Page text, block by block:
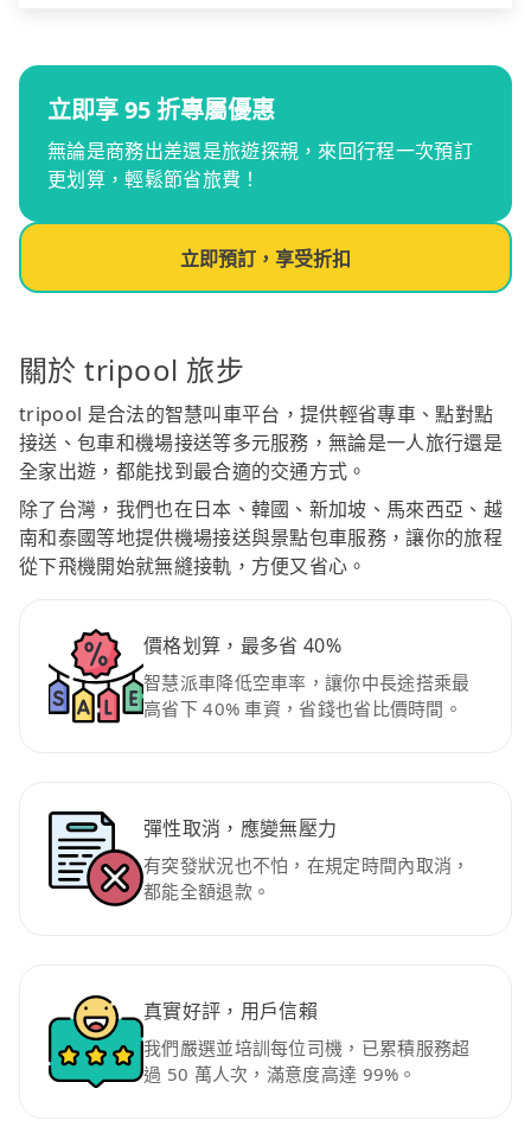
立即享 95 折專屬優惠
無論是商務出差還是旅遊探親，來回行程一次預訂
更划算，輕鬆節省旅費！
立即預訂，享受折扣
關於 tripool 旅步
tripool 是合法的智慧叫車平台，提供輕省專車、點對點
接送、包車和機場接送等多元服務，無論是一人旅行還是
全家出遊，都能找到最合適的交通方式。
除了台灣，我們也在日本、韓國、新加坡、馬來西亞、越
南和泰國等地提供機場接送與景點包車服務，讓你的旅程
從下飛機開始就無縫接軌，方便又省心。
價格划算，最多省 40%
智慧派車降低空車率，讓你中長途搭乘最
高省下 40% 車資，省錢也省比價時間。
彈性取消，應變無壓力
有突發狀況也不怕，在規定時間內取消，
都能全額退款。
真實好評，用戶信賴
我們嚴選並培訓每位司機，已累積服務超
過 50 萬人次，滿意度高達 99%。